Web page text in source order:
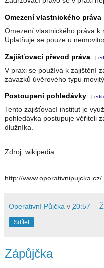
Omezení vlastnického práva
Omezení vlastnického práva k
Uplatňuje se pouze u
Zajišťovací převod práva [
V praxi se používá k zajištění
závazků úvěrového typu
Postoupení pohledávky [
Tento zajišťovací institut je
pohledávka postupuje věřiteli
dlužníka.
Zdroj: wikipedia
http://www.operativnipujcka.cz/
Operativní Půjčka v 20:57
Sdílet
Zápůjčka